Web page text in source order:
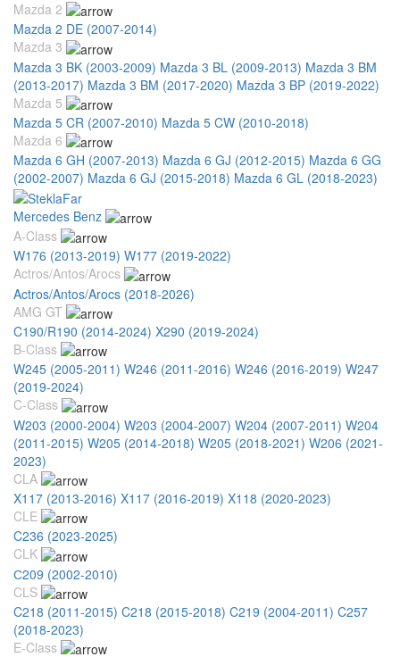
Mazda 2
Mazda 2 DE (2007-2014)
Mazda 3
Mazda 3 BK (2003-2009) Mazda 3 BL (2009-2013) Mazda 3 BM
(2013-2017) Mazda 3 BM (2017-2020) Mazda 3 BP (2019-2022)
Mazda 5
Mazda 5 CR (2007-2010) Mazda 5 CW (2010-2018)
Mazda 6
Mazda 6 GH (2007-2013) Mazda 6 GJ (2012-2015) Mazda 6 GG
(2002-2007) Mazda 6 GJ (2015-2018) Mazda 6 GL (2018-2023)
Mercedes Benz
A-Class
W176 (2013-2019) W177 (2019-2022)
Actros/Antos/Arocs
Actros/Antos/Arocs (2018-2026)
AMG GT
C190/R190 (2014-2024) X290 (2019-2024)
B-Class
W245 (2005-2011) W246 (2011-2016) W246 (2016-2019) W247
(2019-2024)
C-Class
W203 (2000-2004) W203 (2004-2007) W204 (2007-2011) W204
(2011-2015) W205 (2014-2018) W205 (2018-2021) W206 (2021-
2023)
CLA
X117 (2013-2016) X117 (2016-2019) X118 (2020-2023)
CLE
C236 (2023-2025)
CLK
С209 (2002-2010)
CLS
C218 (2011-2015) C218 (2015-2018) C219 (2004-2011) C257
(2018-2023)
E-Class